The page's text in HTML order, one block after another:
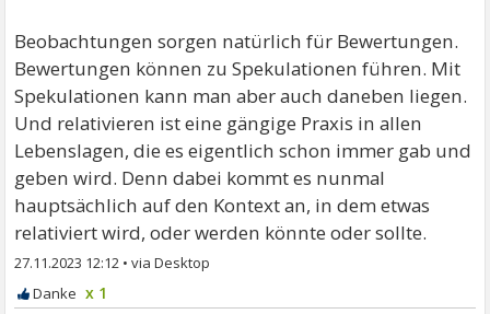
Beobachtungen sorgen natürlich für Bewertungen.
Bewertungen können zu Spekulationen führen. Mit
Spekulationen kann man aber auch daneben liegen.
Und relativieren ist eine gängige Praxis in allen
Lebenslagen, die es eigentlich schon immer gab und
geben wird. Denn dabei kommt es nunmal
hauptsächlich auf den Kontext an, in dem etwas
relativiert wird, oder werden könnte oder sollte.
27.11.2023 12:12 •
x 1